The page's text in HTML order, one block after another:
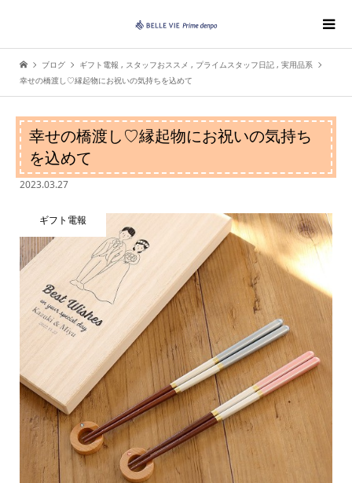
ブログ ギフト電報 , スタッフおススメ , プライムスタッフ日記 , 実用品系
幸せの橋渡し♡縁起物にお祝いの気持ちを込めて
幸せの橋渡し♡縁起物にお祝いの気持ち
を込めて
2023.03.27
ギフト電報